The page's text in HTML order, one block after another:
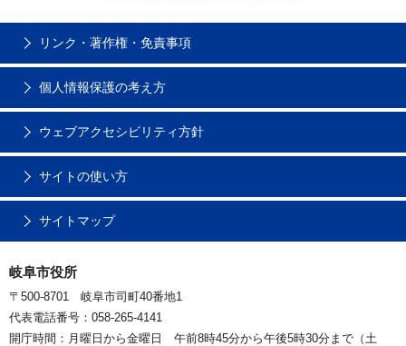
リンク・著作権・免責事項
個人情報保護の考え方
ウェブアクセシビリティ方針
サイトの使い方
サイトマップ
岐阜市役所
〒500-8701 岐阜市司町40番地1
代表電話番号：058-265-4141
開庁時間：月曜日から金曜日 午前8時45分から午後5時30分まで（土